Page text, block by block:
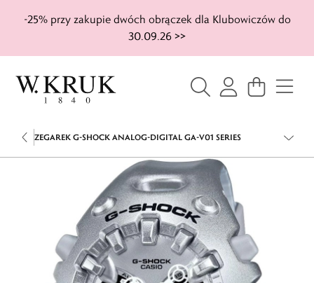
-25% przy zakupie dwóch obrączek dla Klubowiczów do
30.09.26 >>
ZEGAREK G-SHOCK ANALOG-DIGITAL GA-V01 SERIES